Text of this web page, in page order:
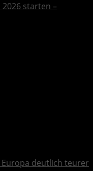
2026 starten –
deutlich teurer